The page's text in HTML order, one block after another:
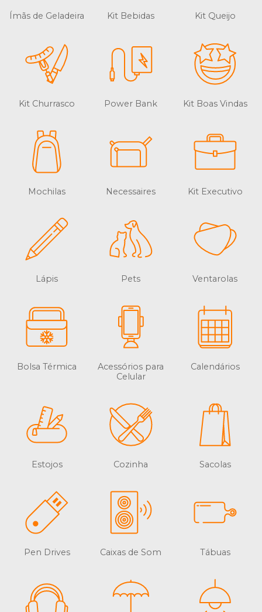
Ímãs de Geladeira Kit Bebidas Kit Queijo
Kit Churrasco Power Bank Kit Boas Vindas
Mochilas Necessaires Kit Executivo
Lápis Pets Ventarolas
Bolsa Térmica
Acessórios para
Celular
Calendários
Estojos Cozinha Sacolas
Pen Drives Caixas de Som Tábuas